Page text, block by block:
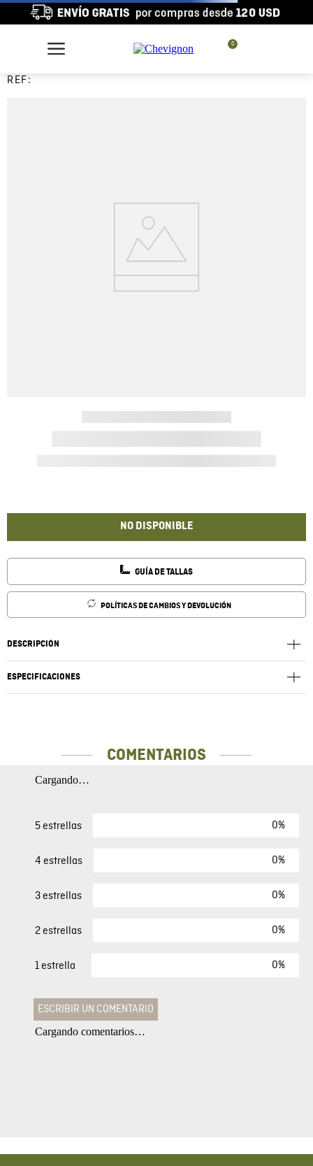
0
REF:
NO DISPONIBLE
GUÍA DE TALLAS
POLÍTICAS DE CAMBIOS Y DEVOLUCIÓN
DESCRIPCIÓN
ESPECIFICACIONES
COMENTARIOS
Cargando…
5 estrellas 0%
4 estrellas 0%
3 estrellas 0%
2 estrellas 0%
1 estrella 0%
ESCRIBIR UN COMENTARIO
Califique el producto de 1 a 5 estrellas
Cargando comentarios…